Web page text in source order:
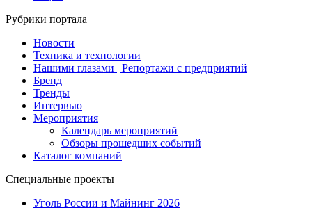
Рубрики портала
Новости
Техника и технологии
Нашими глазами | Репортажи с предприятий
Бренд
Тренды
Интервью
Мероприятия
Календарь мероприятий
Обзоры прошедших событий
Каталог компаний
Специальные проекты
Уголь России и Майнинг 2026